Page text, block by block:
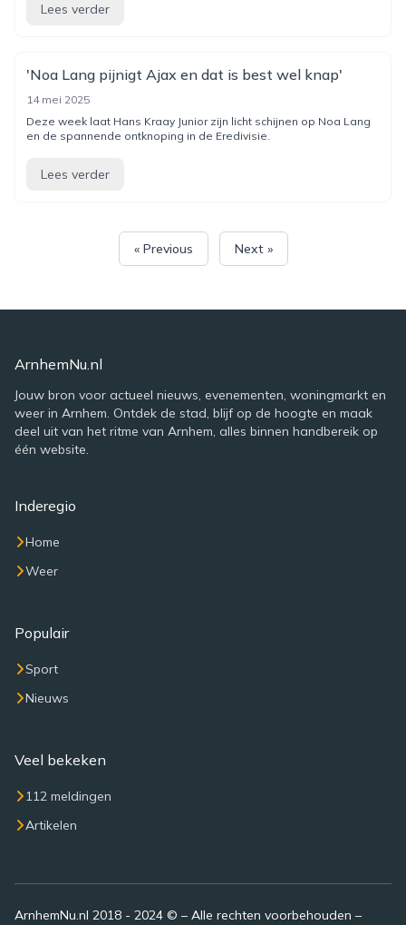
Lees verder
'Noa Lang pijnigt Ajax en dat is best wel knap'
14 mei 2025
Deze week laat Hans Kraay Junior zijn licht schijnen op Noa Lang
en de spannende ontknoping in de Eredivisie.
Lees verder
« Previous Next »
ArnhemNu.nl
Jouw bron voor actueel nieuws, evenementen, woningmarkt en
weer in Arnhem. Ontdek de stad, blijf op de hoogte en maak
deel uit van het ritme van Arnhem, alles binnen handbereik op
één website.
Inderegio
Home
Weer
Populair
Sport
Nieuws
Veel bekeken
112 meldingen
Artikelen
ArnhemNu.nl 2018 - 2024 © – Alle rechten voorbehouden –